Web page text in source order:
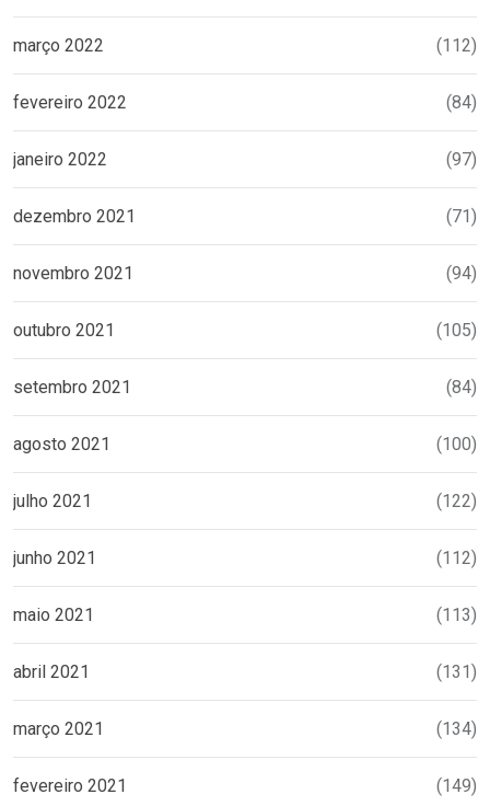
março 2022 (112)
fevereiro 2022 (84)
janeiro 2022 (97)
dezembro 2021 (71)
novembro 2021 (94)
outubro 2021 (105)
setembro 2021 (84)
agosto 2021 (100)
julho 2021 (122)
junho 2021 (112)
maio 2021 (113)
abril 2021 (131)
março 2021 (134)
fevereiro 2021 (149)